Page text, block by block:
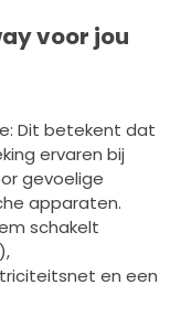
voor jou
Dit betekent dat
ervaren bij
gevoelige
apparaten.
schakelt
en een